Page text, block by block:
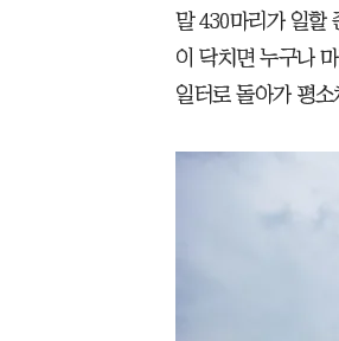
말 430마리가 일할
이 닥치면 누구나
일터로 돌아가 평